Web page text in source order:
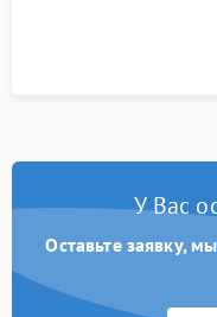
корректности
посторонних
У Вас
Оставьте заявку,